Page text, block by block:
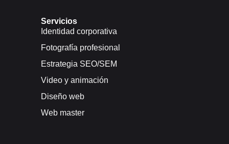
Servicios
Identidad corporativa
Fotografía profesional
Estrategia SEO/SEM
Video y animación
Diseño web
Web master